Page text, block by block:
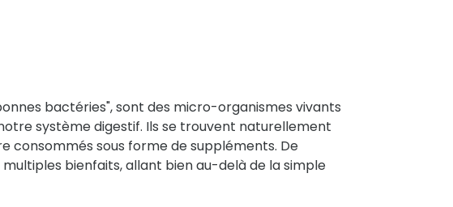
bactéries", sont des micro-organismes vivants
système digestif. Ils se trouvent naturellement
sous forme de suppléments. De
bienfaits, allant bien au-delà de la simple